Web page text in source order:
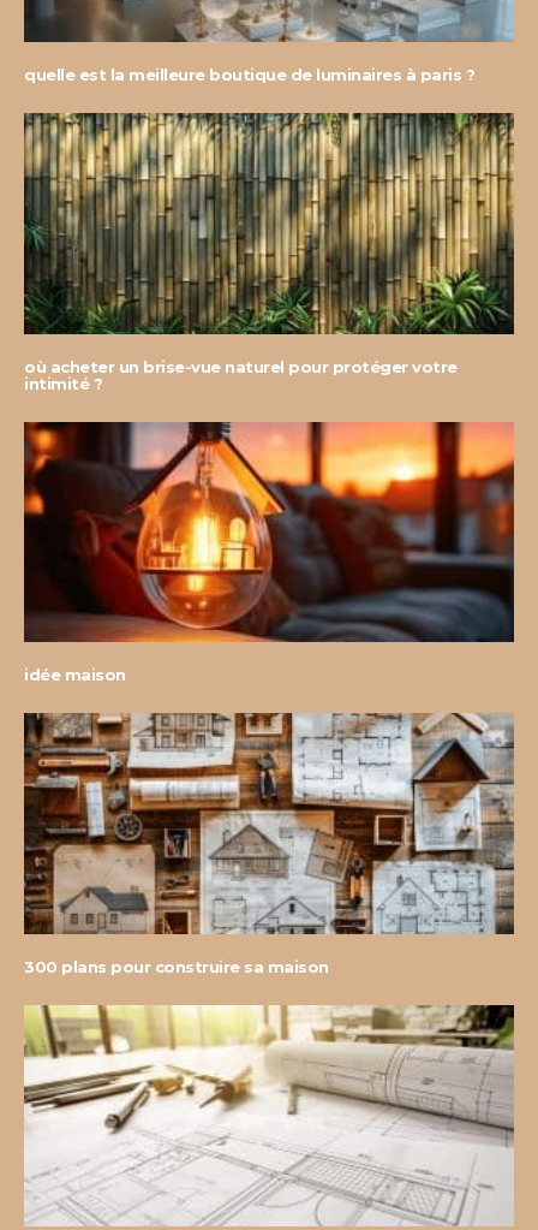
quelle est la meilleure boutique de luminaires à paris ?
où acheter un brise-vue naturel pour protéger votre
intimité ?
idée maison
300 plans pour construire sa maison